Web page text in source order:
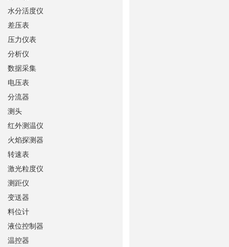
水分活度仪
差压表
压力仪表
分析仪
数据采集
电压表
分流器
测头
红外测温仪
火焰探测器
转速表
激光粒度仪
测距仪
变送器
料位计
液位控制器
温控器